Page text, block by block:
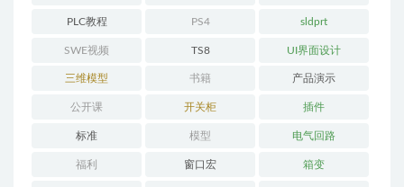
PLC教程 PS4 sldprt
SWE视频 TS8 UI界面设计
三维模型 书籍 产品演示
公开课 开关柜 插件
标准 模型 电气回路
福利 窗口宏 箱变